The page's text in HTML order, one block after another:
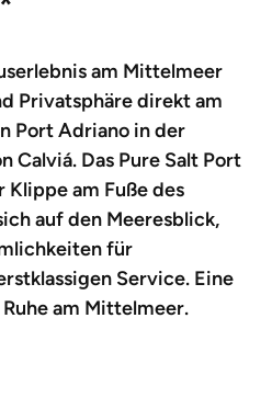
am Mittelmeer
Privatsphäre direkt am
Port Adriano in der
Calviá. Das Pure Salt Port
am Fuße des
auf den Meeresblick,
für
Service. Eine
am Mittelmeer.